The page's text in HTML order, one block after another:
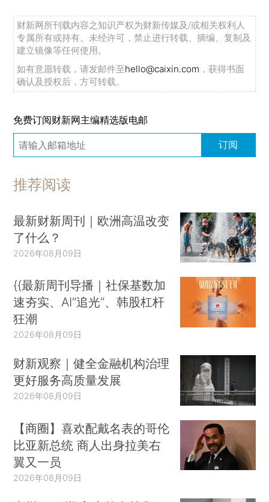
财新网所刊载内容之知识产权为财新传媒及/或相关权利人
专属所有或持有。未经许可，禁止进行转载、摘编、复制及
建立镜像等任何使用。
如有意愿转载，请发邮件至hello@caixin.com ，获得书面
确认及授权后，方可转载。
免费订阅财新网主编精选版电邮
订阅
推荐阅读
最新财新周刊｜欧洲高温改变
了什么？
2026年08月09日
{{最新周刊导播｜社保基数加
速夯实、AI“追光”、韩股杠杆
狂潮
2026年08月09日
财新观察｜健全金融机构治理
更好服务高质量发展
2026年08月09日
【商圈】喜欢配戴名表的哥伦
比亚新总统 商人出身拉美右
翼又一员
2026年08月09日